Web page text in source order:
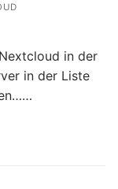
in der
in der Liste